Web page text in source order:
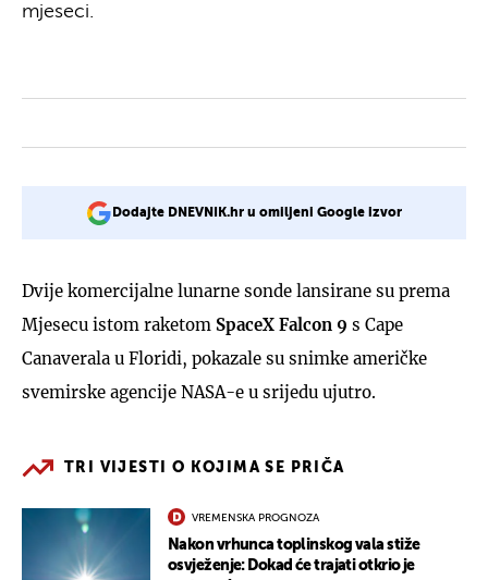
mjeseci.
Dodajte DNEVNIK.hr u omiljeni Google izvor
Dvije komercijalne lunarne sonde lansirane su prema
Mjesecu istom raketom SpaceX Falcon 9 s Cape
Canaverala u Floridi, pokazale su snimke američke
svemirske agencije NASA-e u srijedu ujutro.
TRI VIJESTI O KOJIMA SE PRIČA
VREMENSKA PROGNOZA
Nakon vrhunca toplinskog vala stiže
osvježenje: Dokad će trajati otkrio je